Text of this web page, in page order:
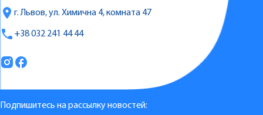
г. Львов, ул. Химична 4, комната 47
+38 032 241 44 44
Подпишитесь на рассылку новостей: